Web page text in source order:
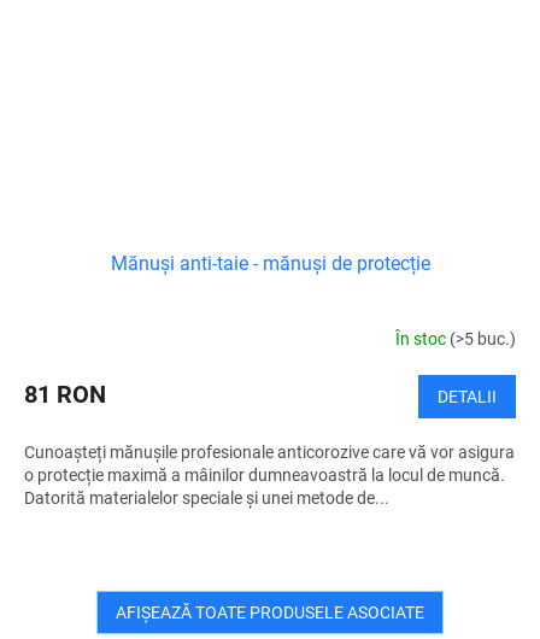
Mănuși anti-taie - mănuși de protecție
În stoc (>5 buc.)
81 RON DETALII
Cunoașteți mănușile profesionale anticorozive care vă vor asigura
o protecție maximă a mâinilor dumneavoastră la locul de muncă.
Datorită materialelor speciale și unei metode de...
AFIŞEAZĂ TOATE PRODUSELE ASOCIATE